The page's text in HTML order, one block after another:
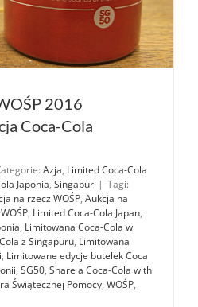
2016
Coca-Cola
Azja, Limited Coca-Cola
Japonia, Singapur | Tagi:
na rzecz WOŚP, Aukcja na
, Limited Coca-Cola Japan,
, Limitowana Coca-Cola w
z Singapuru, Limitowana
, Limitowane edycje butelek Coca
, SG50, Share a Coca-Cola with
Świątecznej Pomocy, WOŚP,